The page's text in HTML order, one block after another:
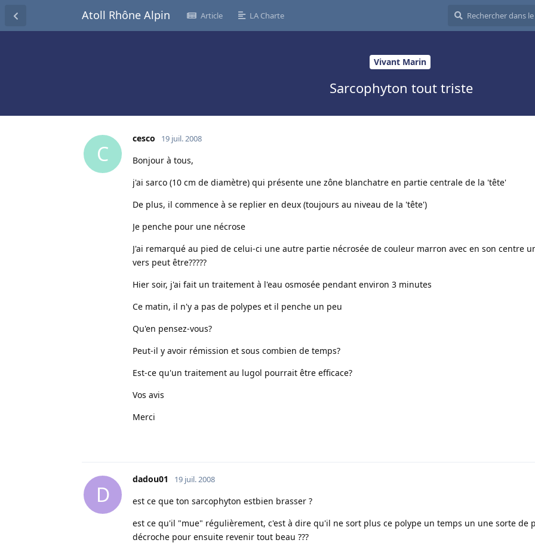
Atoll Rhône Alpin Article LA Charte
Vivant Marin
Sarcophyton tout triste
C
cesco 19 juil. 2008
Bonjour à tous,
j'ai sarco (10 cm de diamètre) qui présente une zône blanchatre en partie centrale de la 'tête'
De plus, il commence à se replier en deux (toujours au niveau de la 'tête')
Je penche pour une nécrose
J'ai remarqué au pied de celui-ci une autre partie nécrosée de couleur marron avec en son centre
vers peut être?????
Hier soir, j'ai fait un traitement à l'eau osmosée pendant environ 3 minutes
Ce matin, il n'y a pas de polypes et il penche un peu
Qu'en pensez-vous?
Peut-il y avoir rémission et sous combien de temps?
Est-ce qu'un traitement au lugol pourrait être efficace?
Vos avis
Merci
D
dadou01 19 juil. 2008
est ce que ton sarcophyton estbien brasser ?
est ce qu'il "mue" régulièrement, c'est à dire qu'il ne sort plus ce polype un temps un une sorte de
décroche pour ensuite revenir tout beau ???